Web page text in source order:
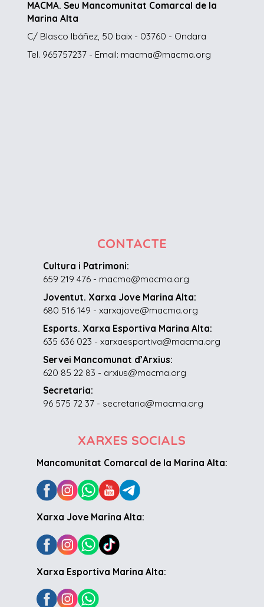
MACMA. Seu Mancomunitat Comarcal de la
Marina Alta
C/ Blasco Ibáñez, 50 baix - 03760 - Ondara
Tel. 965757237 - Email: macma@macma.org
CONTACTE
Cultura i Patrimoni:
659 219 476 - macma@macma.org
Joventut. Xarxa Jove Marina Alta:
680 516 149 - xarxajove@macma.org
Esports. Xarxa Esportiva Marina Alta:
635 636 023 - xarxaesportiva@macma.org
Servei Mancomunat d’Arxius:
620 85 22 83 - arxius@macma.org
Secretaria:
96 575 72 37 - secretaria@macma.org
XARXES SOCIALS
Mancomunitat Comarcal de la Marina Alta:
Xarxa Jove Marina Alta:
Xarxa Esportiva Marina Alta: